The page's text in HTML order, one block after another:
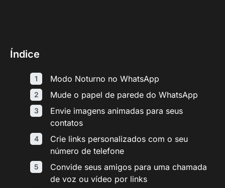
Índice
Modo Noturno no WhatsApp
Mude o papel de parede do WhatsApp
Envie imagens animadas para seus
contatos
Crie links personalizados com o seu
número de telefone
Convide seus amigos para uma chamada
de voz ou vídeo por links